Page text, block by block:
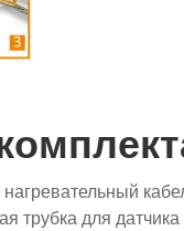
трубка для датчика